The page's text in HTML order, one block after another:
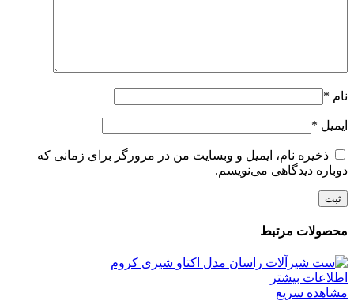
نام *
ایمیل *
ذخیره نام، ایمیل و وبسایت من در مرورگر برای زمانی که
دوباره دیدگاهی می‌نویسم.
محصولات مرتبط
اطلاعات بیشتر
مشاهده سریع